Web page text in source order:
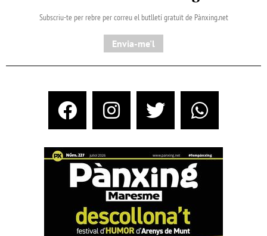
Subscriu-te per rebre per correu el butlletí gratuït de Pànxing.net​
Envia-me'l